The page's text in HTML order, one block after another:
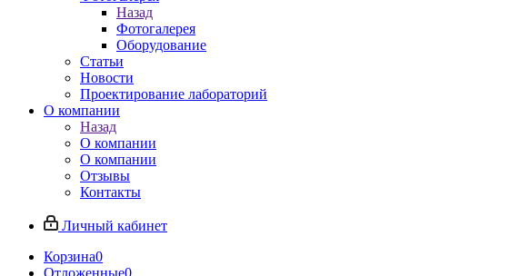
Назад
Фотогалерея
Оборудование
Статьи
Новости
Проектирование лабораторий
О компании
Назад
О компании
О компании
Отзывы
Контакты
Личный кабинет
Корзина0
Отложенные0